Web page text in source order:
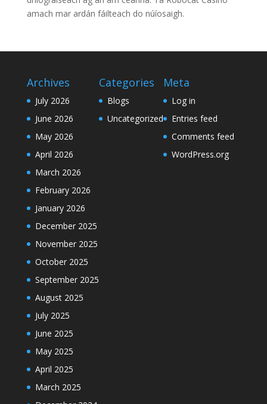
amach mar ardán fáilteach do núíosaigh.
Archives
July 2026
June 2026
May 2026
April 2026
March 2026
February 2026
January 2026
December 2025
November 2025
October 2025
September 2025
August 2025
July 2025
June 2025
May 2025
April 2025
March 2025
Categories
Blogs
Uncategorized
Meta
Log in
Entries feed
Comments feed
WordPress.org